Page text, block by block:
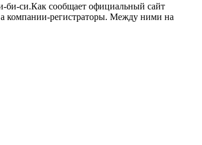
би-си.Как сообщает официальный сайт
компании-регистраторы. Между ними на